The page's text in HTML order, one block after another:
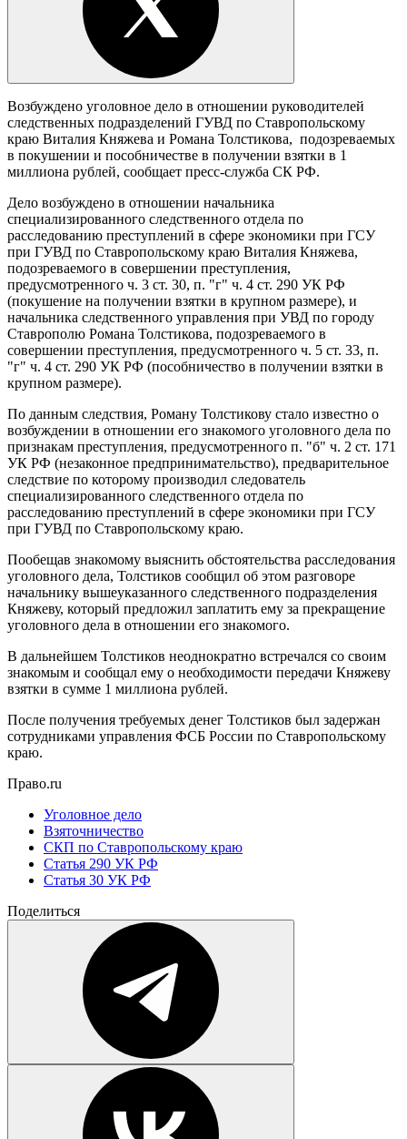
Возбуждено уголовное дело в отношении руководителей
следственных подразделений ГУВД по Ставропольскому
краю Виталия Княжева и Романа Толстикова, подозреваемых
в покушении и пособничестве в получении взятки в 1
миллиона рублей, сообщает пресс-служба СК РФ.
Дело возбуждено в отношении начальника
специализированного следственного отдела по
расследованию преступлений в сфере экономики при ГСУ
при ГУВД по Ставропольскому краю Виталия Княжева,
подозреваемого в совершении преступления,
предусмотренного ч. 3 ст. 30, п. "г" ч. 4 ст. 290 УК РФ
(покушение на получении взятки в крупном размере), и
начальника следственного управления при УВД по городу
Ставрополю Романа Толстикова, подозреваемого в
совершении преступления, предусмотренного ч. 5 ст. 33, п.
"г" ч. 4 ст. 290 УК РФ (пособничество в получении взятки в
крупном размере).
По данным следствия, Роману Толстикову стало известно о
возбуждении в отношении его знакомого уголовного дела по
признакам преступления, предусмотренного п. "б" ч. 2 ст. 171
УК РФ (незаконное предпринимательство), предварительное
следствие по которому производил следователь
специализированного следственного отдела по
расследованию преступлений в сфере экономики при ГСУ
при ГУВД по Ставропольскому краю.
Пообещав знакомому выяснить обстоятельства расследования
уголовного дела, Толстиков сообщил об этом разговоре
начальнику вышеуказанного следственного подразделения
Княжеву, который предложил заплатить ему за прекращение
уголовного дела в отношении его знакомого.
В дальнейшем Толстиков неоднократно встречался со своим
знакомым и сообщал ему о необходимости передачи Княжеву
взятки в сумме 1 миллиона рублей.
После получения требуемых денег Толстиков был задержан
сотрудниками управления ФСБ России по Ставропольскому
краю.
Право.ru
Уголовное дело
Взяточничество
СКП по Ставропольскому краю
Статья 290 УК РФ
Статья 30 УК РФ
Поделиться